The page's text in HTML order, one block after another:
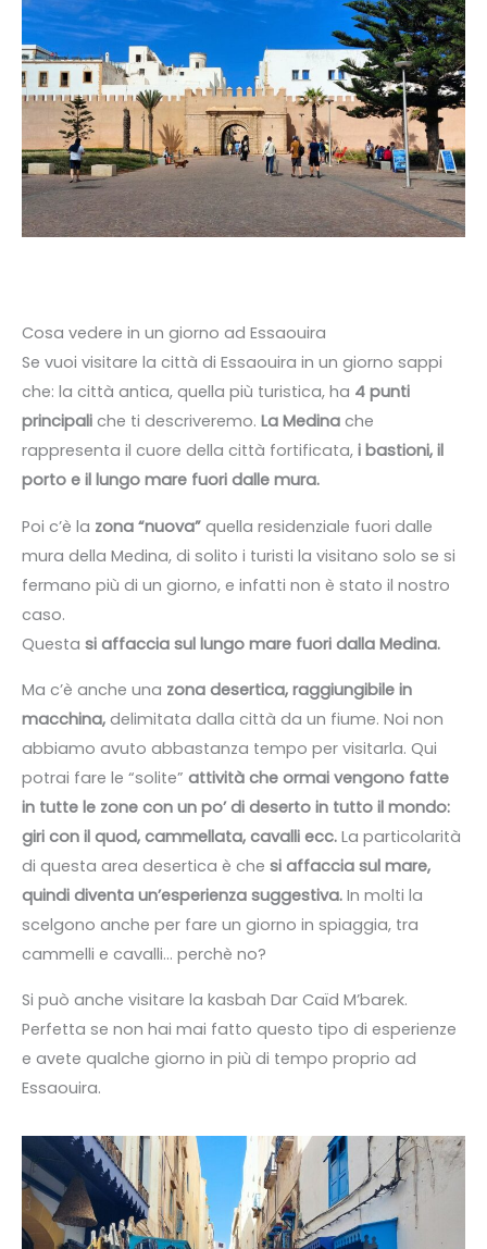
Cosa vedere in un giorno ad Essaouira
Se vuoi visitare la città di Essaouira in un giorno sappi
che: la città antica, quella più turistica, ha 4 punti
principali che ti descriveremo. La Medina che
rappresenta il cuore della città fortificata, i bastioni, il
porto e il lungo mare fuori dalle mura.
Poi c’è la zona “nuova” quella residenziale fuori dalle
mura della Medina, di solito i turisti la visitano solo se si
fermano più di un giorno, e infatti non è stato il nostro
caso.
Questa si affaccia sul lungo mare fuori dalla Medina.
Ma c’è anche una zona desertica, raggiungibile in
macchina, delimitata dalla città da un fiume. Noi non
abbiamo avuto abbastanza tempo per visitarla. Qui
potrai fare le “solite” attività che ormai vengono fatte
in tutte le zone con un po’ di deserto in tutto il mondo:
giri con il quod, cammellata, cavalli ecc. La particolarità
di questa area desertica è che si affaccia sul mare,
quindi diventa un’esperienza suggestiva. In molti la
scelgono anche per fare un giorno in spiaggia, tra
cammelli e cavalli… perchè no?
Si può anche visitare la kasbah Dar Caïd M’barek.
Perfetta se non hai mai fatto questo tipo di esperienze
e avete qualche giorno in più di tempo proprio ad
Essaouira.